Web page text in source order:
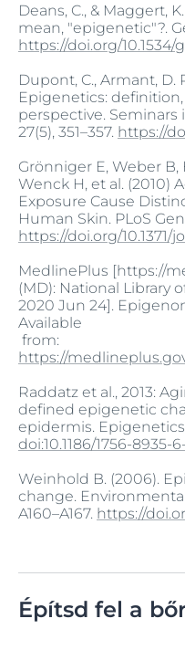
Deans, C., & Maggert,
mean, "epigenetic"?.
https://doi.org/10.1534/
Dupont, C., Armant, D.
Epigenetics:
perspective.
27(5), 351–357. https://
Grönniger E, Weber B,
Wenck H, et al. (2010)
Exposure Cause
Human Skin. PLoS
https://doi.org/10.1371/
MedlinePlus [https://
(MD): National Library
2020 Jun 24].
Available
from:
https://
Raddatz et al., 2013:
defined epigenetic
epidermis. Epigenetics
doi:10.1186/1756-8935-
Weinhold B. (2006).
change.
A160–A167. https://
Építsd fel a